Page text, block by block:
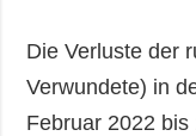
Die Verluste der
Verwundete) in
Februar 2022